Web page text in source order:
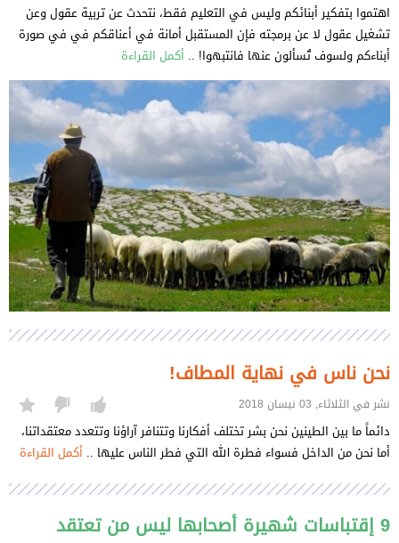
اهتموا بتفكير أبنائكم وليس في التعليم فقط، نتحدث عن تربية عقول وعن
تشغيل عقول لا عن برمجته فإن المستقبل أمانة في أعناقكم في في صورة
أبناءكم ولسوف تُسألون عنها فانتبهوا! .. أكمل القراءة
نحن ناس في نهاية المطاف!
نشر في الثلاثاء, 03 نيسان 2018
دائماً ما بين الطينين نحن بشر تختلف أفكارنا وتتنافر آراؤنا وتتعدد معتقداتنا،
أما نحن من الداخل فسواء فطرة الله التي فطر الناس عليها .. أكمل القراءة
9 إقتباسات شهيرة أصحابها ليس من تعتقد